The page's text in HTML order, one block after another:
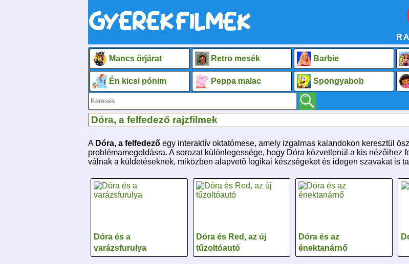
Mancs őrjárat Retro mesék Barbie
Én kicsi pónim Peppa malac Spongyabob
Dóra, a felfedező rajzfilmek
A Dóra, a felfedező egy interaktív oktatómese, amely izgalmas kalandokon keresztül
problémamegoldásra. A sorozat különlegessége, hogy Dóra közvetlenül a kis nézőihez
válnak a küldetéseknek, miközben alapvető logikai készségeket és idegen szavakat is
Dóra és a
varázsfurulya
Dóra és Red, az új
tűzoltóautó
Dóra és az
énektanárnő